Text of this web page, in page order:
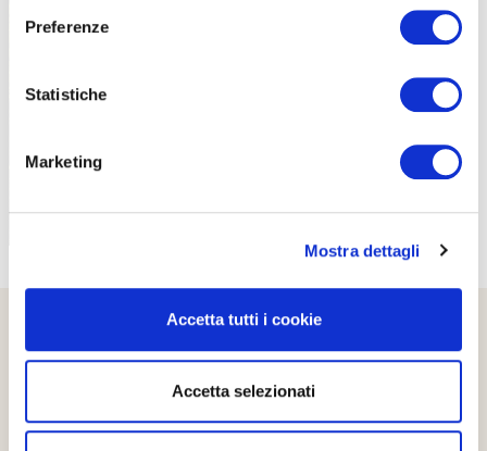
Preferenze
Statistiche
Marketing
Mostra dettagli
Accetta tutti i cookie
Accetta selezionati